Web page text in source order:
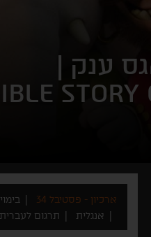
ענק |
ארכיון - פסטיבל 34
אנגלית
תרגום לעברית